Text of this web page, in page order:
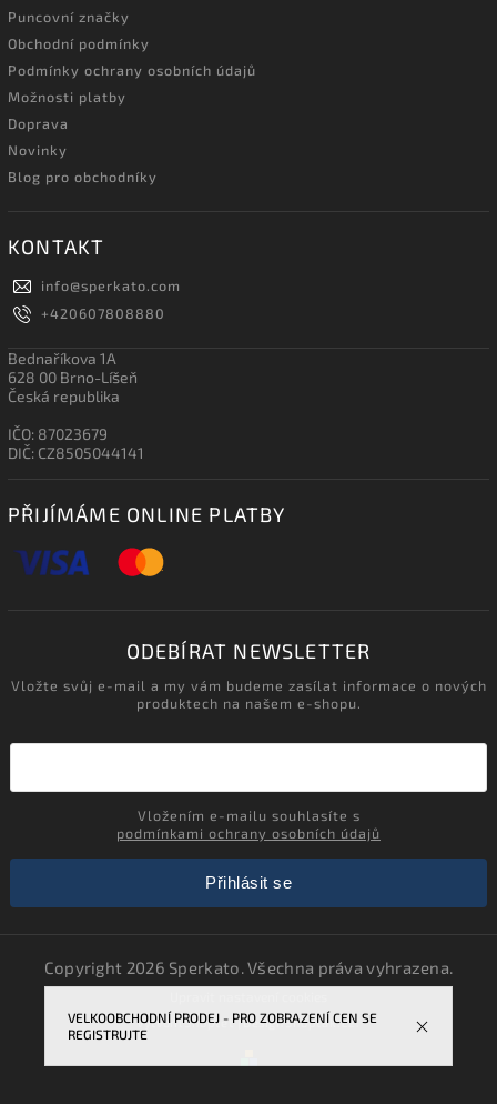
VELKOOBCHODNÍ PRODEJ - PRO ZOBRAZENÍ CEN SE
REGISTRUJTE
Puncovní značky
Obchodní podmínky
Podmínky ochrany osobních údajů
Možnosti platby
Doprava
Novinky
Blog pro obchodníky
KONTAKT
info@sperkato.com
+420607808880
Bednaříkova 1A
628 00 Brno-Líšeň
Česká republika
IČO: 87023679
DIČ: CZ8505044141
PŘIJÍMÁME ONLINE PLATBY
ODEBÍRAT NEWSLETTER
Vložte svůj e-mail a my vám budeme zasílat informace o nových
produktech na našem e-shopu.
podmínkami ochrany osobních údajů
Přihlásit se
Copyright 2026 Sperkato. Všechna práva vyhrazena.
VytvořilShoptet| DesignShoptak.cz.